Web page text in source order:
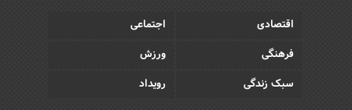
اقتصادی
اجتماعی
فرهنگی
ورزش
سبک زندگی
رویداد